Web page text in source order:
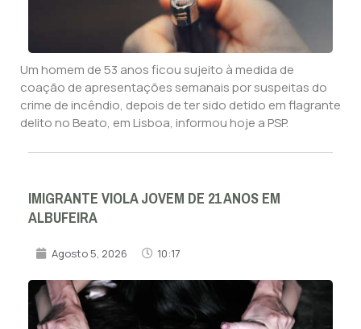
Um homem de 53 anos ficou sujeito à medida de
coação de apresentações semanais por suspeitas do
crime de incêndio, depois de ter sido detido em flagrante
delito no Beato, em Lisboa, informou hoje a PSP.
IMIGRANTE VIOLA JOVEM DE 21 ANOS EM
ALBUFEIRA
Agosto 5, 2026 10:17